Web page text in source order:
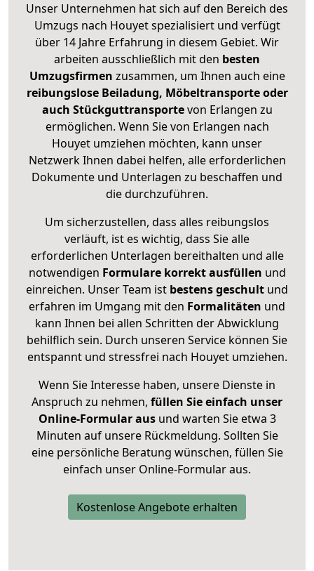
Unser Unternehmen hat sich auf den Bereich des
Umzugs nach Houyet spezialisiert und verfügt
über 14 Jahre Erfahrung in diesem Gebiet. Wir
arbeiten ausschließlich mit den besten
Umzugsfirmen zusammen, um Ihnen auch eine
reibungslose Beiladung, Möbeltransporte oder
auch Stückguttransportevon Erlangen zu
ermöglichen. Wenn Sie von Erlangen nach
Houyet umziehen möchten, kann unser
Netzwerk Ihnen dabei helfen, alle erforderlichen
Dokumente und Unterlagen zu beschaffen und
die durchzuführen.
Um sicherzustellen, dass alles reibungslos
verläuft, ist es wichtig, dass Sie alle
erforderlichen Unterlagen bereithalten und alle
notwendigen Formulare korrekt ausfüllen und
einreichen. Unser Team ist bestens geschult und
erfahren im Umgang mit den Formalitäten und
kann Ihnen bei allen Schritten der Abwicklung
behilflich sein. Durch unseren Service können Sie
entspannt und stressfrei nach Houyet umziehen.
Wenn Sie Interesse haben, unsere Dienste in
Anspruch zu nehmen, füllen Sie einfach unser
Online-Formular ausund warten Sie etwa 3
Minuten auf unsere Rückmeldung. Sollten Sie
eine persönliche Beratung wünschen, füllen Sie
einfach unser Online-Formular aus.
Kostenlose Angebote erhalten